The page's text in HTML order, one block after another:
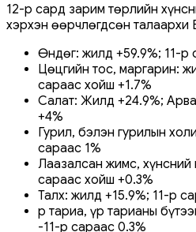
12-р сард зарим төрлийн
хэрхэн өөрчлөгдсөн талаархи
Өндөг: жилд +59.9%; 11-р
Цөцгийн тос, маргарин:
сараас хойш +1.7%
Салат: Жилд +24.9%;
+4%
Гурил, бэлэн гурилын
сараас 1%
Лаазалсан жимс, хүнсний
сараас хойш +0.3%
Талх: жилд +15.9%; 11-р
Үр тариа, үр тарианы
-11-р сараас 0.3%